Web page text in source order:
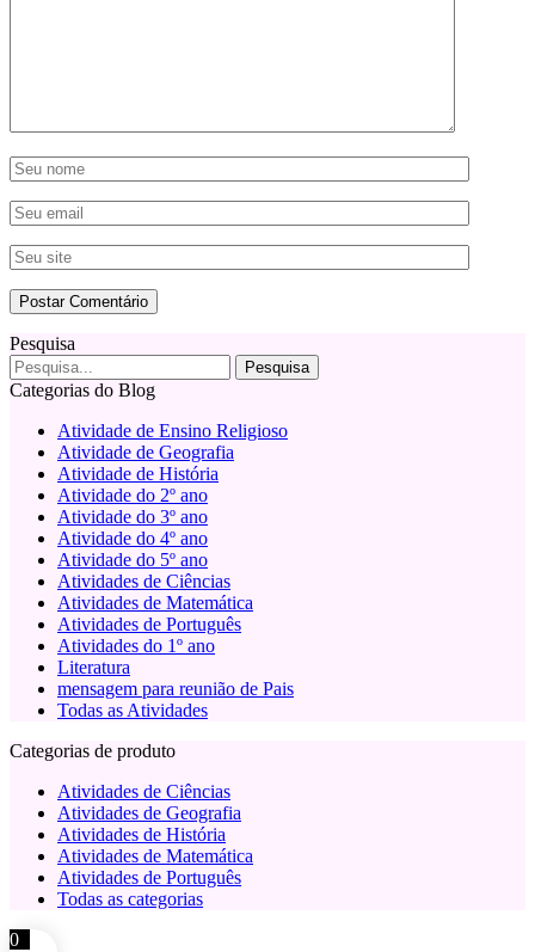
Pesquisa
Categorias do Blog
Atividade de Ensino Religioso
Atividade de Geografia
Atividade de História
Atividade do 2º ano
Atividade do 3º ano
Atividade do 4º ano
Atividade do 5º ano
Atividades de Ciências
Atividades de Matemática
Atividades de Português
Atividades do 1º ano
Literatura
mensagem para reunião de Pais
Todas as Atividades
Categorias de produto
Atividades de Ciências
Atividades de Geografia
Atividades de História
Atividades de Matemática
Atividades de Português
Todas as categorias
0